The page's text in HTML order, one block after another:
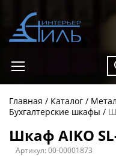
Главная Каталог
Бухгалтерские шкафы
Шкаф AIKO
Артикул:00-00001873